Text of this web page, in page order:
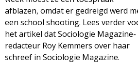
z
i
afblazen, omdat er gedreigd werd
een school shooting. Lees verder
het artikel dat Sociologie Magazine-
redacteur Roy Kemmers over haar
schreef in Sociologie Magazine.